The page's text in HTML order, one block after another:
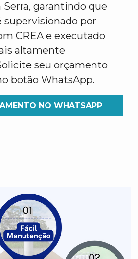
Serra, garantindo que
supervisionado por
CREA e executado
altamente
seu orçamento
botão WhatsApp.
NO WHATSAPP